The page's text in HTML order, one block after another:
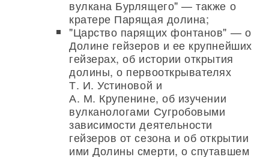
вулкана Бурлящего" — также о
кратере Парящая долина;
"Царство парящих фонтанов" — о
Долине гейзеров и ее крупнейших
гейзерах, об истории открытия
долины, о первооткрывателях
Т. И. Устиновой и
А. М. Крупенине, об изучении
вулканологами Сугробовыми
зависимости деятельности
гейзеров от сезона и об открытии
ими Долины смерти, о спутавшем